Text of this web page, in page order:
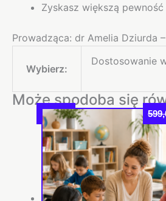
Zyskasz większą
Prowadząca: dr Amelia Dziurda
Wybierz:
Dostosowanie
Może spodoba się
Rabat